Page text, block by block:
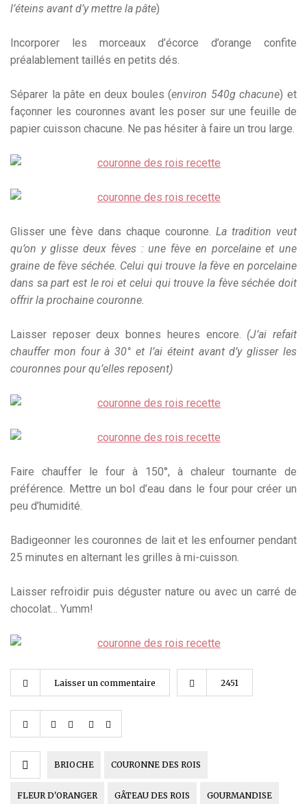
l’éteins avant d’y mettre la pâte)
Incorporer les morceaux d’écorce d’orange confite
préalablement taillés en petits dés.
Séparer la pâte en deux boules (environ 540g chacune) et
façonner les couronnes avant les poser sur une feuille de
papier cuisson chacune. Ne pas hésiter à faire un trou large.
Glisser une fève dans chaque couronne. La tradition veut
qu’on y glisse deux fèves : une fève en porcelaine et une
graine de fève séchée. Celui qui trouve la fève en porcelaine
dans sa part est le roi et celui qui trouve la fève séchée doit
offrir la prochaine couronne.
Laisser reposer deux bonnes heures encore. (J’ai refait
chauffer mon four à 30° et l’ai éteint avant d’y glisser les
couronnes pour qu’elles reposent)
Faire chauffer le four à 150°, à chaleur tournante de
préférence. Mettre un bol d’eau dans le four pour créer un
peu d’humidité.
Badigeonner les couronnes de lait et les enfourner pendant
25 minutes en alternant les grilles à mi-cuisson.
Laisser refroidir puis déguster nature ou avec un carré de
chocolat… Yumm!
Laisser un commentaire 2451
BRIOCHE COURONNE DES ROIS
FLEUR D'ORANGER GÂTEAU DES ROIS GOURMANDISE